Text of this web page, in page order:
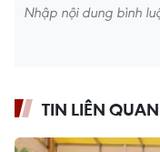
TIN LIÊN QUAN